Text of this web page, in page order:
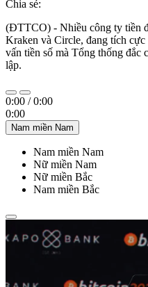
Chia sẻ:
(ĐTTCO) - Nhiều công ty tiền
Kraken và Circle, đang tích
vấn tiền số mà Tổng thống đắc
lập.
0:00 /0:00
0:00
Nam miền Nam
Nam miền Nam
Nữ miền Nam
Nữ miền Bắc
Nam miền Bắc